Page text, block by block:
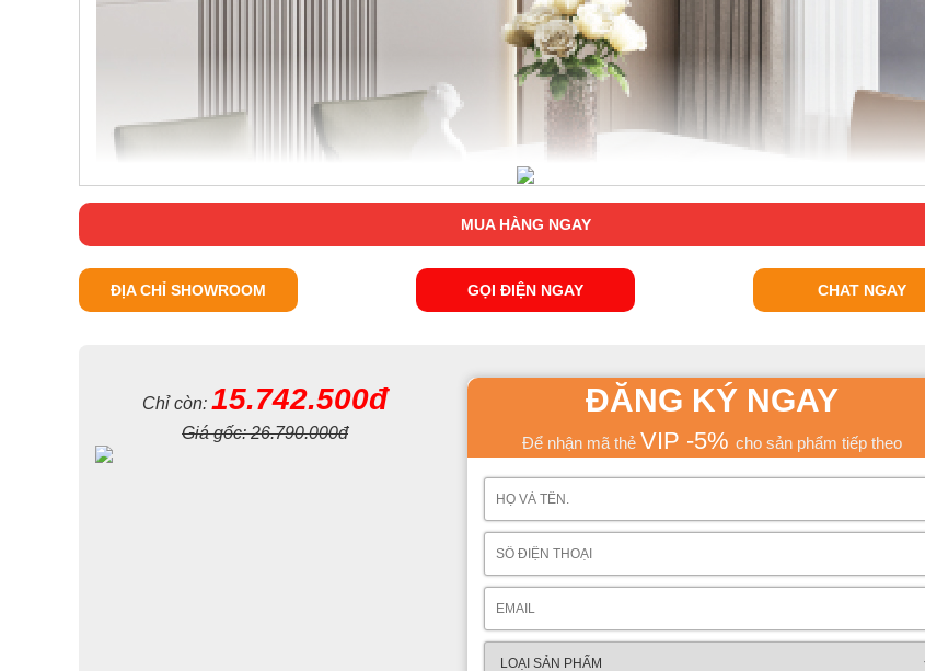
Ghế ăn là sự kết hợp của chất liệu da và gỗ cao cấp. Phần khung ghế được làm bằng gỗ cao cấp, có thiết kế hình chữ
nhật, bo góc 4 cạnh mang lại sự chắc chắn và an toàn cho người sử dụng. Phần đệm ghế được làm bằng da cao cấp,
MUA HÀNG NGAY
ĐỊA CHỈ SHOWROOM GỌI ĐIỆN NGAY CHAT NGAY
Chỉ còn: 15.742.500đ
Giá gốc:26.790.000đ
ĐĂNG KÝ NGAY
Để nhận mã thẻ VIP -5% cho sản phẩm tiếp theo